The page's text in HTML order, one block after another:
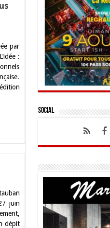
par
:
juin
dépit
Social